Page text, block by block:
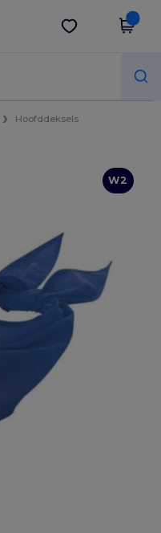
Download app
Hoofddeksels
W2